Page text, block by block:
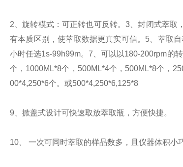
2 、旋转模式：可正转也可反转。3 、封闭式萃取
有本质区别，使萃取数据更真实可信。 5 、萃取
小时任选1s-99h99m。7 、可以以180-200rpm的
个， 1000ML*8个， 500ML*4个， 500ML*8个，
00*4,250*6个。或500*4,250*6,125*8
9 、掀盖式设计可快速取放萃取瓶，方便快捷。
10 一次可同时萃取的样品数多，且仪器体积小